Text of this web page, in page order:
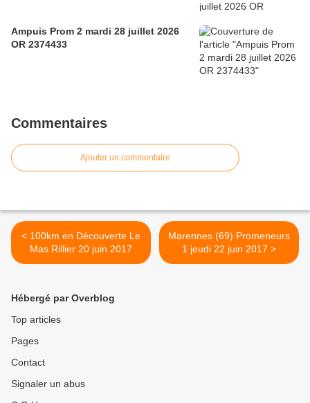
Ampuis Prom 2 mardi 28 juillet 2026
OR 2374433
Commentaires
Ajouter un commentaire
< 100km en Découverte Le
Mas Rillier 20 juin 2017
Marennes (69) Promeneurs
1 jeudi 22 juin 2017 >
Hébergé par Overblog
Top articles
Pages
Contact
Signaler un abus